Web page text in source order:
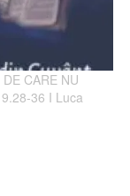
CARE NU
36 I Luca